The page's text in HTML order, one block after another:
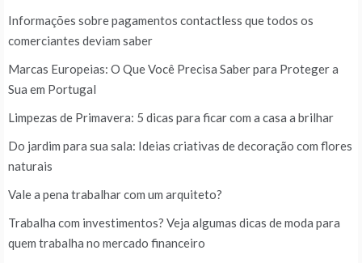
Informações sobre pagamentos contactless que todos os
comerciantes deviam saber
Marcas Europeias: O Que Você Precisa Saber para Proteger a
Sua em Portugal
Limpezas de Primavera: 5 dicas para ficar com a casa a brilhar
Do jardim para sua sala: Ideias criativas de decoração com flores
naturais
Vale a pena trabalhar com um arquiteto?
Trabalha com investimentos? Veja algumas dicas de moda para
quem trabalha no mercado financeiro